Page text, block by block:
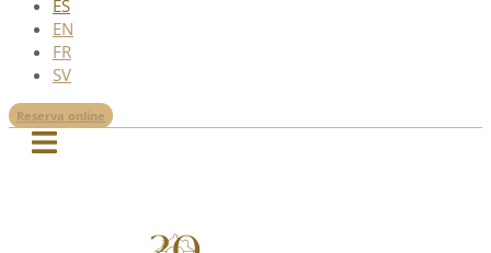
ES
EN
FR
SV
Reserva online